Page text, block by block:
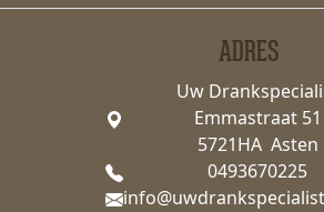
ADRES
Uw
Emmastraat 51
5721HA Asten
0493670225